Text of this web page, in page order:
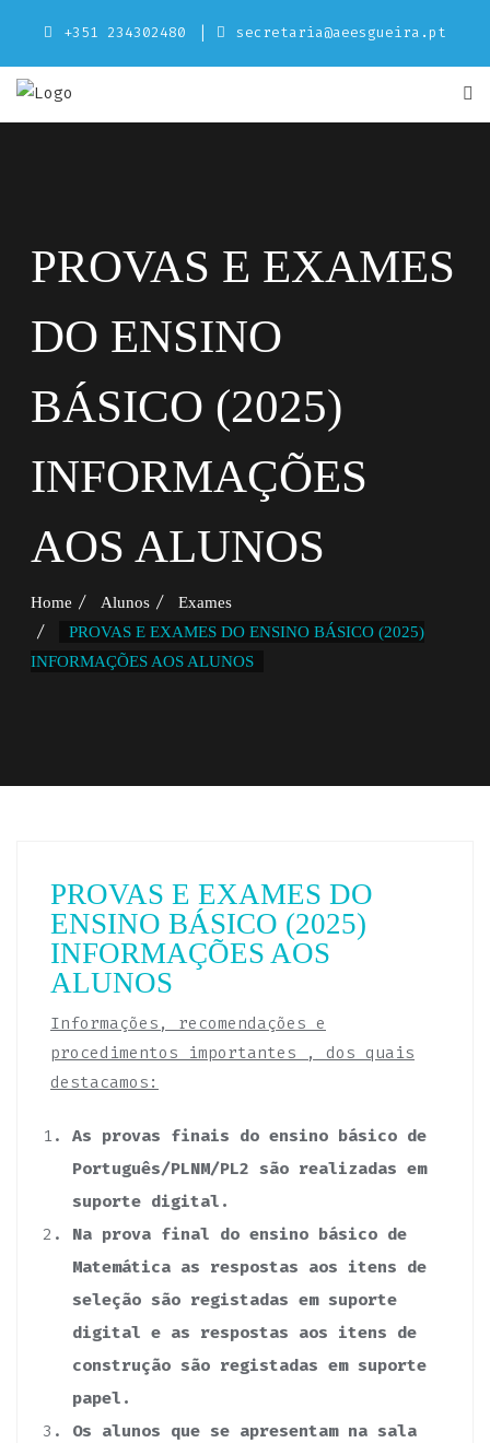
content
+351 234302480 secretaria@aeesgueira.pt
PROVAS E EXAMES
DO ENSINO
BÁSICO (2025)
INFORMAÇÕES
AOS ALUNOS
Home Alunos
Exames
PROVAS E EXAMES DO ENSINO BÁSICO (2025)
INFORMAÇÕES AOS ALUNOS
PROVAS E EXAMES DO
ENSINO BÁSICO (2025)
INFORMAÇÕES AOS
ALUNOS
Informações, recomendações e
procedimentos importantes , dos quais
destacamos:
As provas finais do ensino básico de
Português/PLNM/PL2 são realizadas em
suporte digital.
Na prova final do ensino básico de
Matemática as respostas aos itens de
seleção são registadas em suporte
digital e as respostas aos itens de
construção são registadas em suporte
papel.
Os alunos que se apresentam na sala